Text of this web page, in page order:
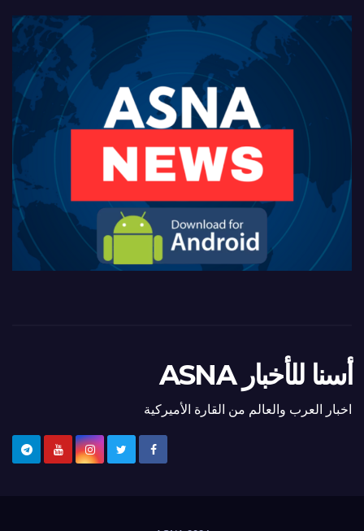
أسنا للأخبار ASNA
اخبار العرب والعالم من القارة الأميركية